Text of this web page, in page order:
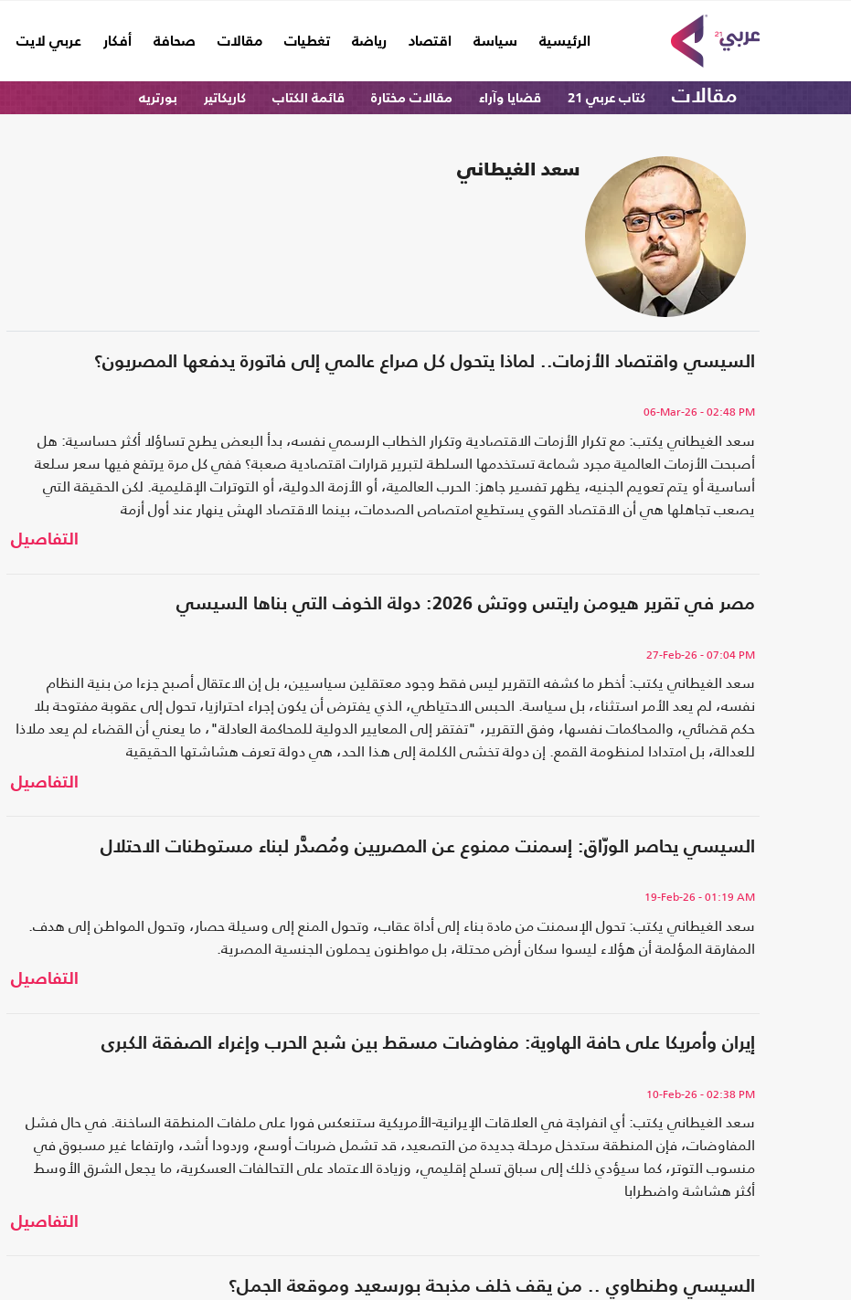
الرئيسية
(current) سياسة اقتصاد رياضة تغطيات مقالات صحافة أفكار عربي لايت
مقالات كتاب عربي 21 قضايا وآراء مقالات مختارة قائمة الكتاب كاريكاتير بورتريه
سعد الغيطاني
السيسي واقتصاد الأزمات.. لماذا يتحول كل صراع عالمي إلى فاتورة يدفعها المصريون؟
06-Mar-26 - 02:48 PM
سعد الغيطاني يكتب: مع تكرار الأزمات الاقتصادية وتكرار الخطاب الرسمي نفسه، بدأ البعض يطرح تساؤلا أكثر حساسية: هل
أصبحت الأزمات العالمية مجرد شماعة تستخدمها السلطة لتبرير قرارات اقتصادية صعبة؟ ففي كل مرة يرتفع فيها سعر سلعة
أساسية أو يتم تعويم الجنيه، يظهر تفسير جاهز: الحرب العالمية، أو الأزمة الدولية، أو التوترات الإقليمية. لكن الحقيقة التي
يصعب تجاهلها هي أن الاقتصاد القوي يستطيع امتصاص الصدمات، بينما الاقتصاد الهش ينهار عند أول أزمة
التفاصيل
مصر في تقرير هيومن رايتس ووتش 2026: دولة الخوف التي بناها السيسي
27-Feb-26 - 07:04 PM
سعد الغيطاني يكتب: أخطر ما كشفه التقرير ليس فقط وجود معتقلين سياسيين، بل إن الاعتقال أصبح جزءا من بنية النظام
نفسه، لم يعد الأمر استثناء، بل سياسة. الحبس الاحتياطي، الذي يفترض أن يكون إجراء احترازيا، تحول إلى عقوبة مفتوحة بلا
حكم قضائي، والمحاكمات نفسها، وفق التقرير، "تفتقر إلى المعايير الدولية للمحاكمة العادلة"، ما يعني أن القضاء لم يعد ملاذا
للعدالة، بل امتدادا لمنظومة القمع. إن دولة تخشى الكلمة إلى هذا الحد، هي دولة تعرف هشاشتها الحقيقية
التفاصيل
السيسي يحاصر الورّاق: إسمنت ممنوع عن المصريين ومُصدَّر لبناء مستوطنات الاحتلال
19-Feb-26 - 01:19 AM
سعد الغيطاني يكتب: تحول الإسمنت من مادة بناء إلى أداة عقاب، وتحول المنع إلى وسيلة حصار، وتحول المواطن إلى هدف.
المفارقة المؤلمة أن هؤلاء ليسوا سكان أرض محتلة، بل مواطنون يحملون الجنسية المصرية.
التفاصيل
إيران وأمريكا على حافة الهاوية: مفاوضات مسقط بين شبح الحرب وإغراء الصفقة الكبرى
10-Feb-26 - 02:38 PM
سعد الغيطاني يكتب: أي انفراجة في العلاقات الإيرانية-الأمريكية ستنعكس فورا على ملفات المنطقة الساخنة. في حال فشل
المفاوضات، فإن المنطقة ستدخل مرحلة جديدة من التصعيد، قد تشمل ضربات أوسع، وردودا أشد، وارتفاعا غير مسبوق في
منسوب التوتر، كما سيؤدي ذلك إلى سباق تسلح إقليمي، وزيادة الاعتماد على التحالفات العسكرية، ما يجعل الشرق الأوسط
أكثر هشاشة واضطرابا
التفاصيل
السيسي وطنطاوي .. من يقف خلف مذبحة بورسعيد وموقعة الجمل؟